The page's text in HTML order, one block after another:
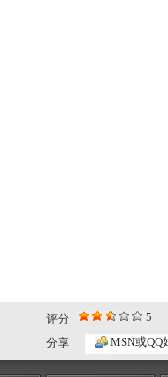
评分 5
分享
MSN或QQ